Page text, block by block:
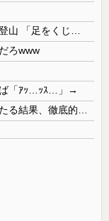
ろwww
ば「ｱｯ…ｯｽ…」→